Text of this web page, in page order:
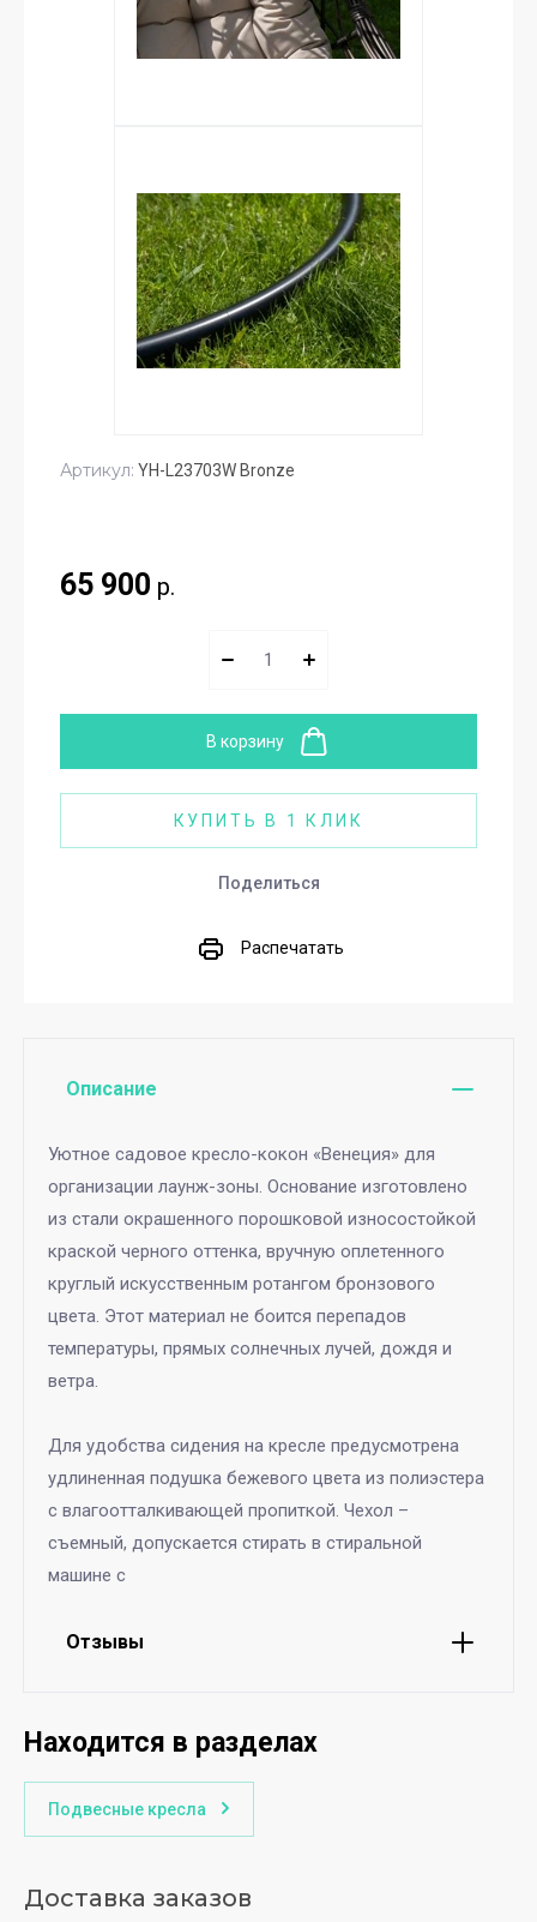
Артикул: YH-L23703W Bronze
65 900 р.
В корзину
КУПИТЬ В 1 КЛИК
Поделиться
Распечатать
Описание
Уютное садовое кресло-кокон «Венеция» для
организации лаунж-зоны. Основание изготовлено
из стали окрашенного порошковой износостойкой
краской черного оттенка, вручную оплетенного
круглый искусственным ротангом бронзового
цвета. Этот материал не боится перепадов
температуры, прямых солнечных лучей, дождя и
ветра.
Для удобства сидения на кресле предусмотрена
удлиненная подушка бежевого цвета из полиэстера
с влагоотталкивающей пропиткой. Чехол –
съемный, допускается стирать в стиральной
машине с
Отзывы
Находится в разделах
Подвесные кресла
Доставка заказов